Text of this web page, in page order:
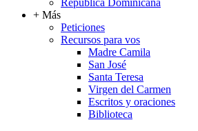
República Dominicana
+ Más
Peticiones
Recursos para vos
Madre Camila
San José
Santa Teresa
Virgen del Carmen
Escritos y oraciones
Biblioteca